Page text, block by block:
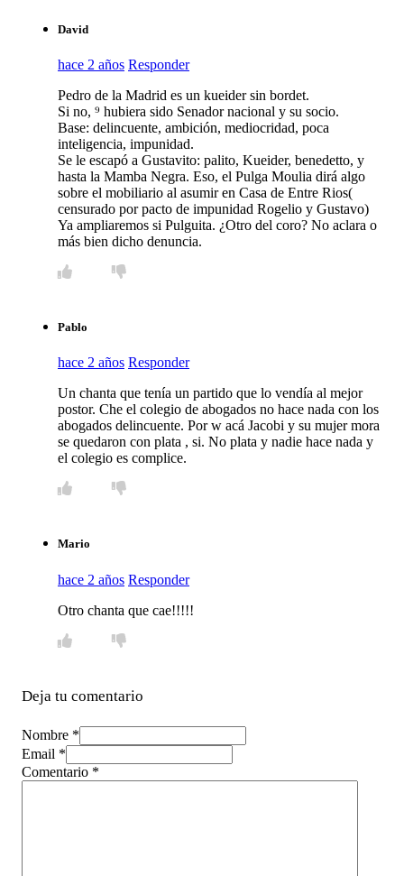
David
hace 2 años Responder
Pedro de la Madrid es un kueider sin bordet.
Si no, ⁹ hubiera sido Senador nacional y su socio.
Base: delincuente, ambición, mediocridad, poca
inteligencia, impunidad.
Se le escapó a Gustavito: palito, Kueider, benedetto, y
hasta la Mamba Negra. Eso, el Pulga Moulia dirá algo
sobre el mobiliario al asumir en Casa de Entre Rios(
censurado por pacto de impunidad Rogelio y Gustavo)
Ya ampliaremos si Pulguita. ¿Otro del coro? No aclara o
más bien dicho denuncia.
Pablo
hace 2 años Responder
Un chanta que tenía un partido que lo vendía al mejor
postor. Che el colegio de abogados no hace nada con los
abogados delincuente. Por w acá Jacobi y su mujer mora
se quedaron con plata , si. No plata y nadie hace nada y
el colegio es complice.
Mario
hace 2 años Responder
Otro chanta que cae!!!!!
Deja tu comentario
Nombre *
Email *
Comentario *